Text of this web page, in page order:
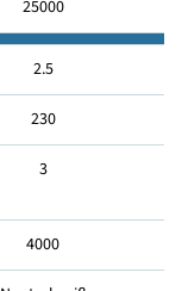
25000
2.5
230
3
4000